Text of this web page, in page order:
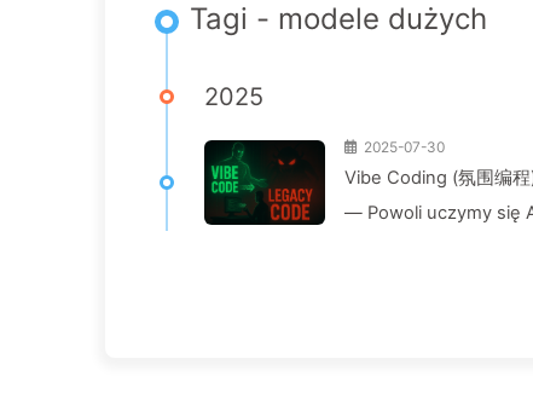
Tagi - modele dużych
2025
2025-07-30
Vibe Coding (氛围编
— Powoli uczymy się